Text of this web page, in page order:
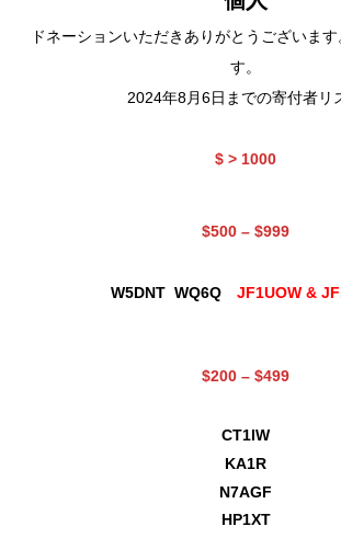
ドネーションいただきありがとうございま
す。
2024年8月6日までの寄付者リ
$ > 1000
$500 – $999
W5DNT WQ6Q JF1UOW &
$200 – $499
CT1IW
KA1R
N7AGF
HP1XT